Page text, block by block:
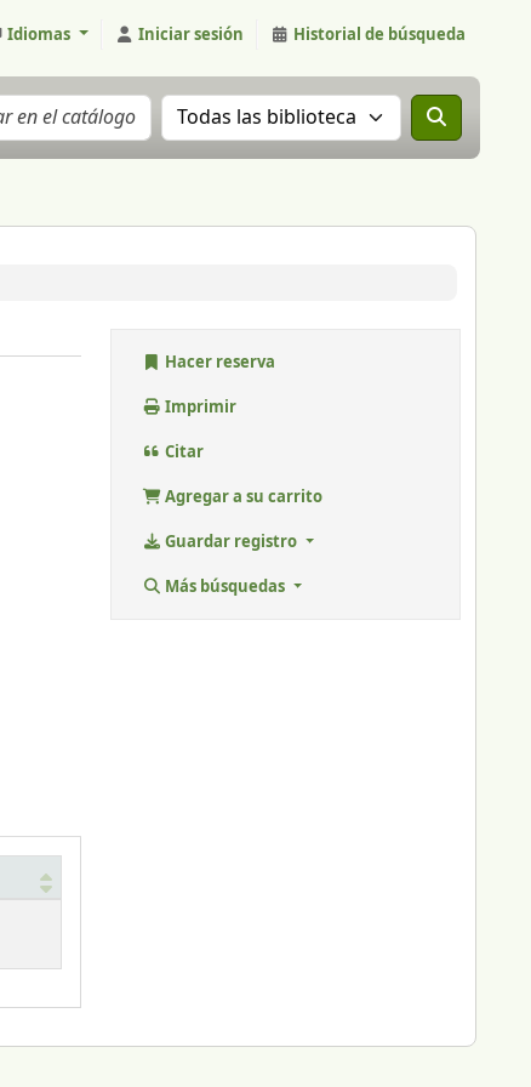
Idiomas Iniciar sesión Historial de búsqueda
Buscar el catálogo en:
Hacer reserva
Imprimir
Citar
Agregar a su carrito
Guardar registro
Más búsquedas